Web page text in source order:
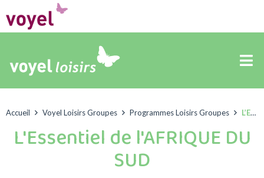
Accueil Voyel Loisirs Groupes Programmes Loisirs Groupes L’Essentiel de l’AFRIQUE DU SUD
L'Essentiel de l'AFRIQUE DU
SUD